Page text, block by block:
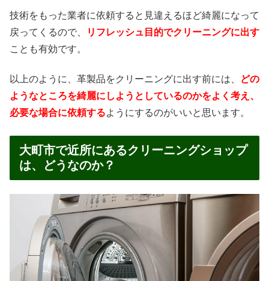
技術をもった業者に依頼すると見違えるほど綺麗になって
戻ってくるので、
リフレッシュ目的でクリーニングに出す
ことも有効です。
以上のように、革製品をクリーニングに出す前には、
どの
ようなところを綺麗にしようとしているのかをよく考え、
必要な場合に依頼するようにするのがいいと思います。
大町市で近所にあるクリーニングショップ
は、どうなのか？